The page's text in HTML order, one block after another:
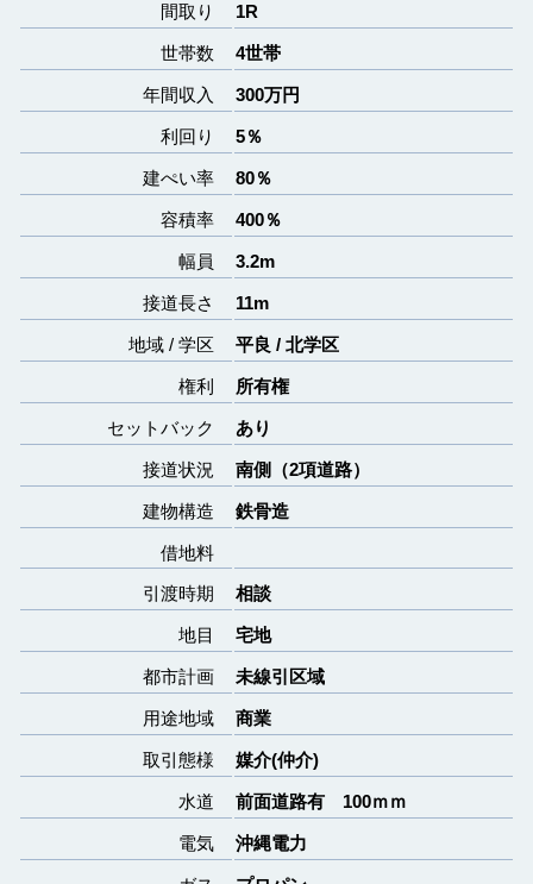
間取り 1R
世帯数 4世帯
年間収入 300万円
利回り 5％
建ぺい率 80％
容積率 400％
幅員 3.2m
接道長さ 11m
地域 / 学区 平良 / 北学区
権利 所有権
セットバック あり
接道状況 南側（2項道路）
建物構造 鉄骨造
借地料
引渡時期
相談
地目 宅地
都市計画 未線引区域
用途地域 商業
取引態様 媒介(仲介)
水道 前面道路有 100ｍｍ
電気 沖縄電力